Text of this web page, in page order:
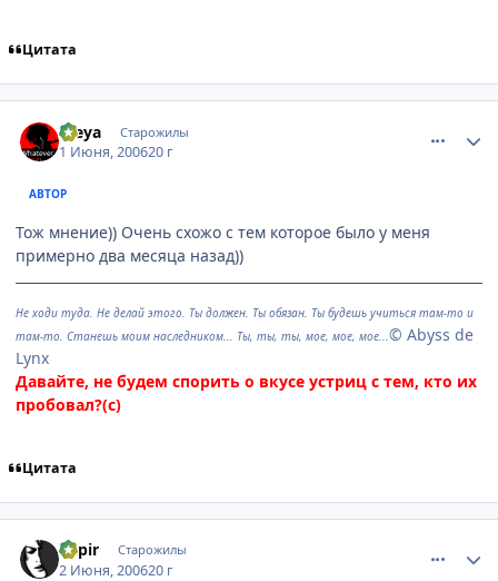
Цитата
Freya Старожилы
1 Июня, 200620 г
АВТОР
Тож мнение)) Очень схожо с тем которое было у меня
примерно два месяца назад))
Не ходи туда. Не делай этого. Ты должен. Ты обязан. Ты будешь учиться там-то и
там-то. Станешь моим наследником... Ты, ты, ты, мое, мое, мое...© Abyss de
Lynx
Давайте, не будем спорить о вкусе устриц с тем, кто их
пробовал?(с)
Цитата
Rapir Старожилы
2 Июня, 200620 г